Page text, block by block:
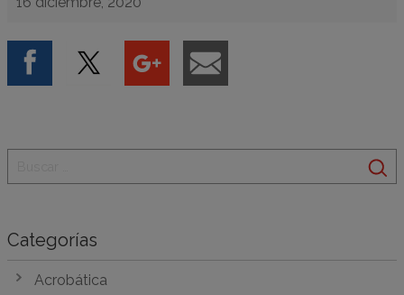
Categorías
Acrobática